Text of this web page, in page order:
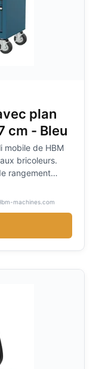
plan
cm - Bleu
mobile de HBM
bricoleurs.
rangement
des chocs,
La solide
roulettes rend
et établi
les endroits où
machines.com